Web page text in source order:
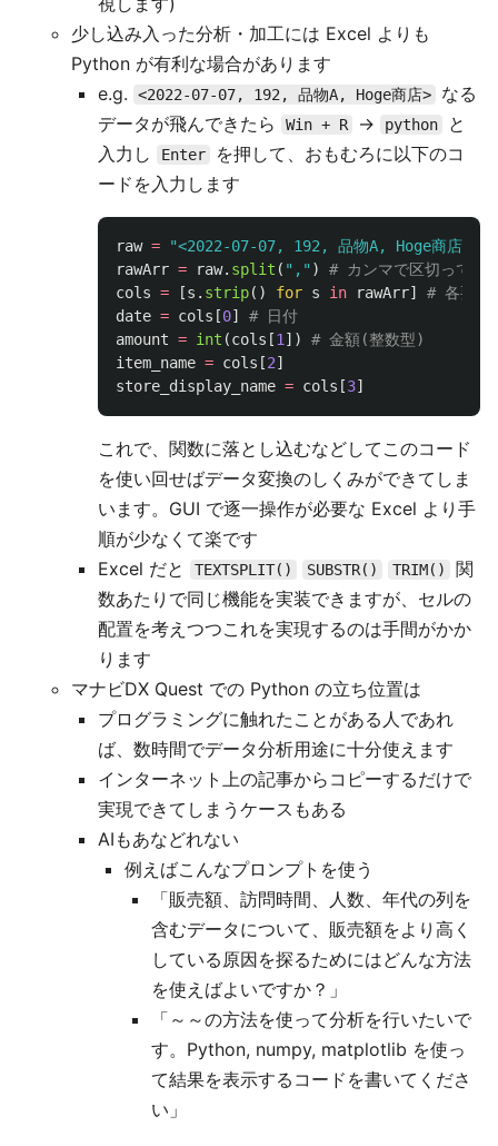
少し込み入った分析・加工には Excel よりも
Python が有利な場合があります
e.g.
<2022-07-07, 192, 品物A, Hoge商店>
なる
データが飛んできたら
Win + R → python
と
入力し
Enter
を押して、おもむろに以下のコ
ードを入力します
raw = "<2022-07-07, 192, 品物A, Hoge商店>
rawArr = raw. split ( " , " )
cols = [s . strip() for s in rawArr]
date = cols [0]
amount = int (cols [1 ])
item_name = cols [2]
store_display_name = cols [3]
これで、関数に落とし込むなどしてこのコード
を使い回せばデータ変換のしくみができてしま
います。GUI で逐一操作が必要な Excel より手
順が少なくて楽です
Excel だと
TEXTSPLIT() SUBSTR() TRIM()
関
数あたりで同じ機能を実装できますが、セルの
配置を考えつつこれを実現するのは手間がかか
ります
マナビDX Quest での Python の立ち位置は
プログラミングに触れたことがある人であれ
ば、数時間でデータ分析用途に十分使えます
インターネット上の記事からコピーするだけで
実現できてしまうケースもある
AIもあなどれない
例えばこんなプロンプトを使う
「販売額、訪問時間、人数、年代の列を
含むデータについて、販売額をより高く
している原因を探るためにはどんな方法
を使えばよいですか？」
「～～の方法を使って分析を行いたいで
す。Python, numpy, matplotlib を使っ
て結果を表示するコードを書いてくださ
い」